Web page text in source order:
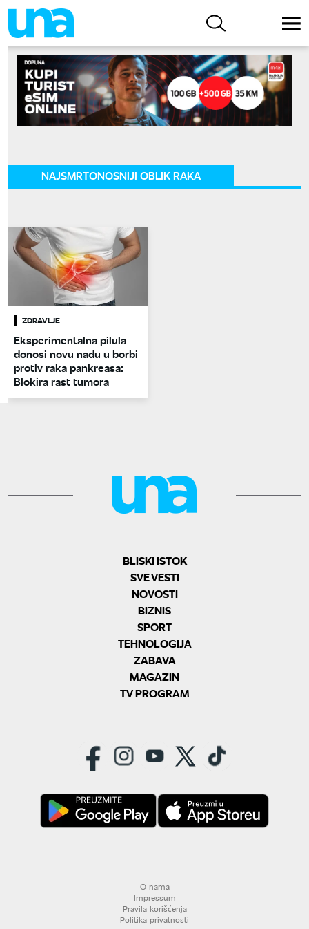
NAJSMRTONOSNIJI OBLIK RAKA
ZDRAVLJE
Eksperimentalna pilula
donosi novu nadu u borbi
protiv raka pankreasa:
Blokira rast tumora
BLISKI ISTOK
SVE VESTI
NOVOSTI
BIZNIS
SPORT
TEHNOLOGIJA
ZABAVA
MAGAZIN
TV PROGRAM
O nama
Impressum
Pravila korišćenja
Politika privatnosti